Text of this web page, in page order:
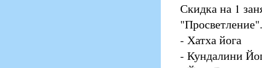
Скидка на 1
"Просветление".
- Хатха йога
- Кундалини